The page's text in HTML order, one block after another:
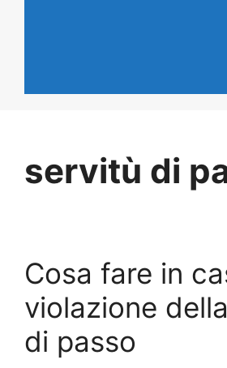
servitù di
Cosa fare in
violazione
di passo